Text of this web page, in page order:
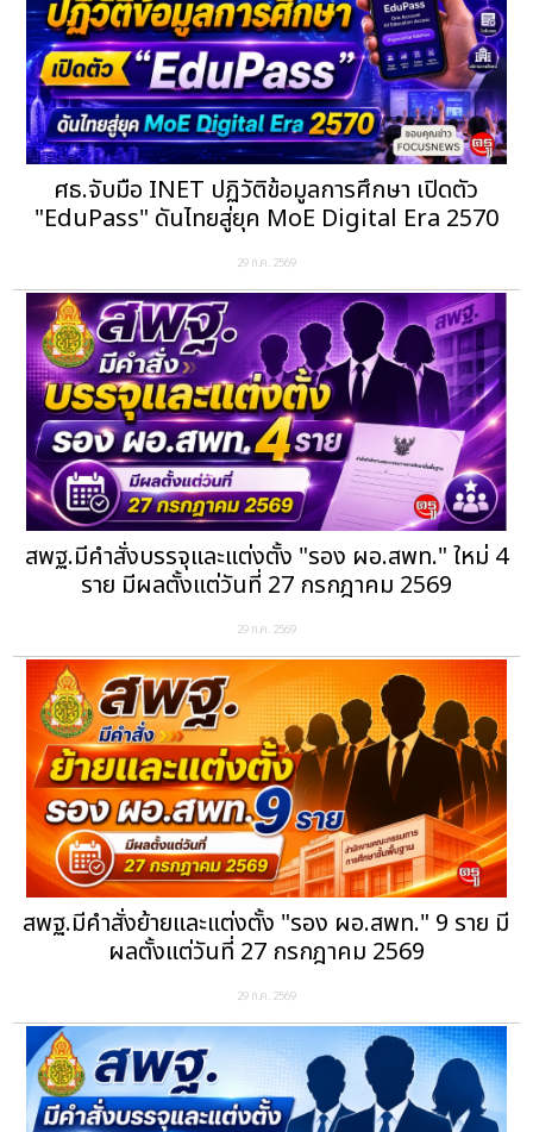
ศธ.จับมือ INET ปฏิวัติข้อมูลการศึกษา เปิดตัว
"EduPass" ดันไทยสู่ยุค MoE Digital Era 2570
29 ก.ค. 2569
สพฐ.มีคำสั่งบรรจุและแต่งตั้ง "รอง ผอ.สพท." ใหม่ 4
ราย มีผลตั้งแต่วันที่ 27 กรกฎาคม 2569
29 ก.ค. 2569
สพฐ.มีคำสั่งย้ายและแต่งตั้ง "รอง ผอ.สพท." 9 ราย มี
ผลตั้งแต่วันที่ 27 กรกฎาคม 2569
29 ก.ค. 2569